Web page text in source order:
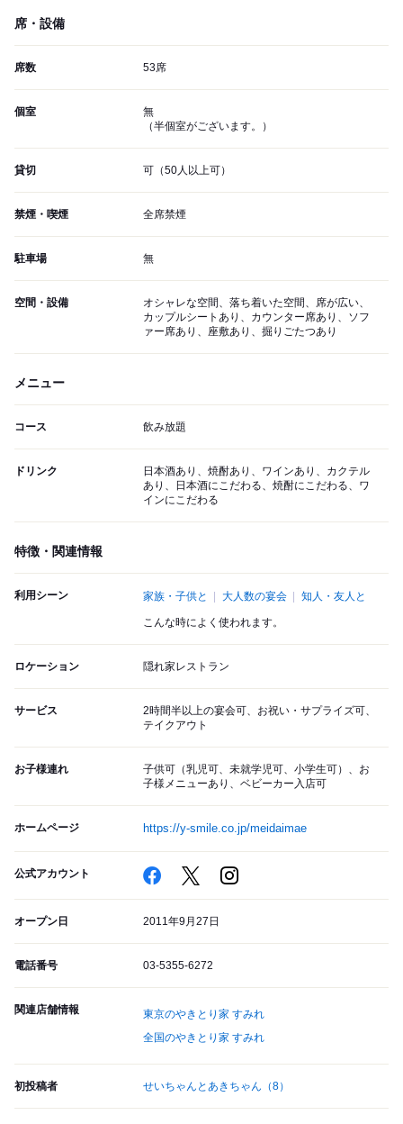
席・設備
席数 53席
個室
無
（半個室がございます。）
貸切 可（50人以上可）
禁煙・喫煙 全席禁煙
駐車場 無
空間・設備
オシャレな空間、落ち着いた空間、席が広い、
カップルシートあり、カウンター席あり、ソフ
ァー席あり、座敷あり、掘りごたつあり
メニュー
コース 飲み放題
ドリンク
日本酒あり、焼酎あり、ワインあり、カクテル
あり、日本酒にこだわる、焼酎にこだわる、ワ
インにこだわる
特徴・関連情報
利用シーン 家族・子供と 大人数の宴会 知人・友人と
こんな時によく使われます。
ロケーション 隠れ家レストラン
サービス
2時間半以上の宴会可、お祝い・サプライズ可、
テイクアウト
お子様連れ
子供可（乳児可、未就学児可、小学生可）、お
子様メニューあり、ベビーカー入店可
ホームページ https://y-smile.co.jp/meidaimae
公式アカウント
オープン日 2011年9月27日
電話番号 03-5355-6272
関連店舗情報
東京のやきとり家 すみれ
全国のやきとり家 すみれ
初投稿者 せいちゃんとあきちゃん （8）